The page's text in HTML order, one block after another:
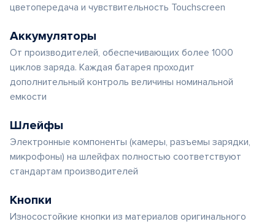
цветопередача и чувствительность Touchscreen
Аккумуляторы
От производителей, обеспечивающих более 1000
циклов заряда. Каждая батарея проходит
дополнительный контроль величины номинальной
емкости
Шлейфы
Электронные компоненты (камеры, разъемы зарядки,
микрофоны) на шлейфах полностью соответствуют
стандартам производителей
Кнопки
Износостойкие кнопки из материалов оригинального